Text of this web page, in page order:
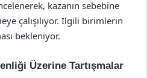
kazanın sebebine
çalışılıyor. İlgili birimlerin
bekleniyor.
Üzerine Tartışmalar